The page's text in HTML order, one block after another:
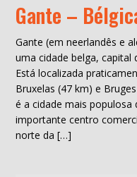
Gante –
Gante (em neerlandês e
uma cidade belga, capital
Está localizada
Bruxelas (47 km) e
é a cidade mais populosa
importante centro
norte da […]